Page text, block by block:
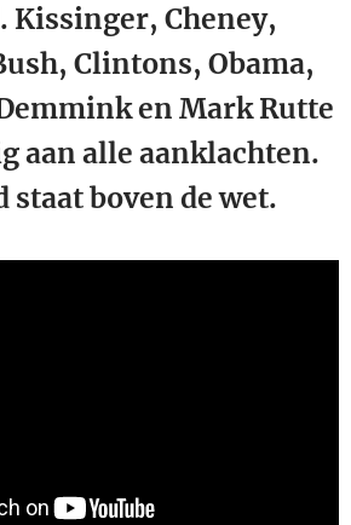
Kissinger, Cheney,
Clintons, Obama,
en Mark Rutte
aan alle aanklachten.
staat boven de wet.